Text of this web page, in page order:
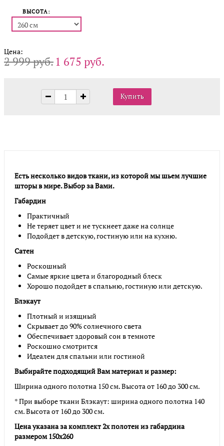
ВЫСОТА:
Цена:
2 999 руб.1 675 руб.
Есть несколько видов ткани, из которой мы шьем лучшие
шторы в мире. Выбор за Вами.
Габардин
Практичный
Не теряет цвет и не тускнеет даже на солнце
Подойдет в детскую, гостиную или на кухню.
Сатен
Роскошный
Самые яркие цвета и благородный блеск
Хорошо подойдет в спальню, гостиную или детскую.
Блэкаут
Плотный и изящный
Скрывает до 90% солнечного света
Обеспечивает здоровый сон в темноте
Роскошно смотрится
Идеален для спальни или гостиной
Выбирайте подходящий Вам материал и размер:
Ширина одного полотна 150 см. Высота от 160 до 300 см.
* При выборе ткани Блэкаут: ширина одного полотна 140
см. Высота от 160 до 300 см.
Цена указана за комплект 2х полотен из габардина
размером 150х260